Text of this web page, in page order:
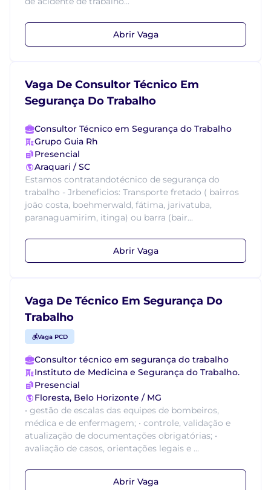
Abrir Vaga
Vaga De Consultor Técnico Em
Segurança Do Trabalho
Consultor Técnico em Segurança do Trabalho
Grupo Guia Rh
Presencial
Araquari / SC
Estamos contratandotécnico de segurança do
trabalho - Jrbeneficios: Transporte fretado ( bairros
joão costa, boehmerwald, fátima, jarivatuba,
paranaguamirim, itinga) ou barra (bair...
Abrir Vaga
Vaga De Técnico Em Segurança Do
Trabalho
Vaga PCD
Consultor técnico em segurança do trabalho
Instituto de Medicina e Segurança do Trabalho.
Presencial
Floresta, Belo Horizonte / MG
• gestão de escalas das equipes de bombeiros,
médica e de enfermagem; • controle, validação e
atualização de documentações obrigatórias; •
avaliação de casos, orientações legais e ...
Abrir Vaga